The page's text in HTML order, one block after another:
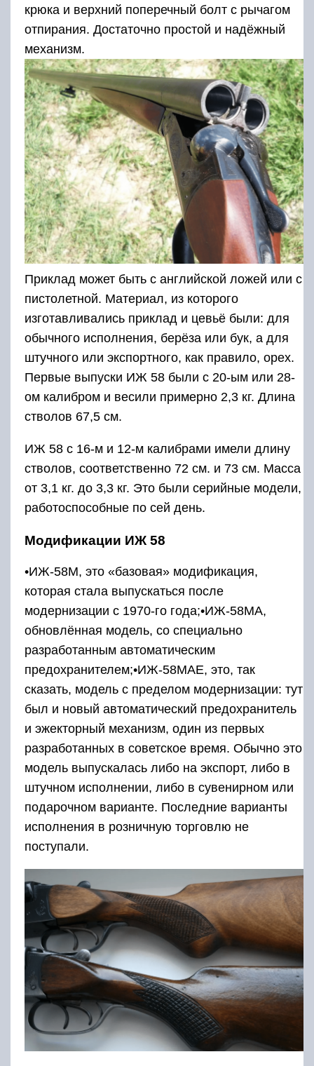
Приклад может быть с английской ложей или с
пистолетной. Материал, из которого
изготавливались приклад и цевьё были: для
обычного исполнения, берёза или бук, а для
штучного или экспортного, как правило, орех.
Первые выпуски ИЖ 58 были с 20-ым или 28-
ом калибром и весили примерно 2,3 кг. Длина
стволов 67,5 см.
ИЖ 58 с 16-м и 12-м калибрами имели длину
стволов, соответственно 72 см. и 73 см. Масса
от 3,1 кг. до 3,3 кг. Это были серийные модели,
работоспособные по сей день.
Модификации ИЖ 58
•ИЖ-58М, это «базовая» модификация,
которая стала выпускаться после
модернизации с 1970-го года;•ИЖ-58МА,
обновлённая модель, со специально
предохранителем;•ИЖ-58МАЕ, это, так
сказать, модель с пределом модернизации: тут
был и новый автоматический предохранитель
и эжекторный механизм, один из первых
модель выпускалась либо на экспорт, либо в
штучном исполнении, либо в сувенирном или
исполнения в розничную торговлю не
поступали.
Конструкция
По расположению пары сменных стволов
двустволка 16 калибра относится к
горизонталкам. Конструктивно стволы
различаются – правый ствол сужается на
получок в 0.5 мм, левый – чок на 1 мм.
Ствольные каналы, как и патронники,
хромированы. Изначально ружье 16 калибра